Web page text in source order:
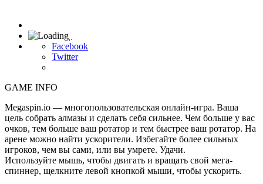
Facebook
Twitter
GAME INFO
Megaspin.io — многопользовательская онлайн-игра. Ваша
цель собрать алмазы и сделать себя сильнее. Чем больше у вас
очков, тем больше ваш ротатор и тем быстрее ваш ротатор. На
арене можно найти ускорители. Избегайте более сильных
игроков, чем вы сами, или вы умрете. Удачи.
Используйте мышь, чтобы двигать и вращать свой мега-
спиннер, щелкните левой кнопкой мыши, чтобы ускорить.